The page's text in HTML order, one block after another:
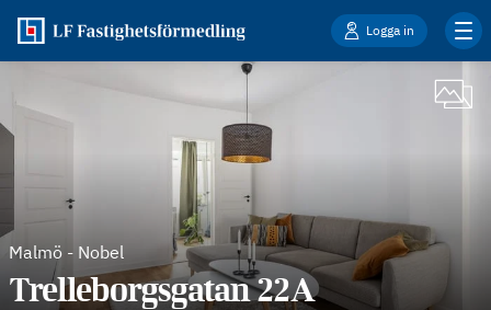
Logga in
Malmö - Nobel
Trelleborgsgatan 22A